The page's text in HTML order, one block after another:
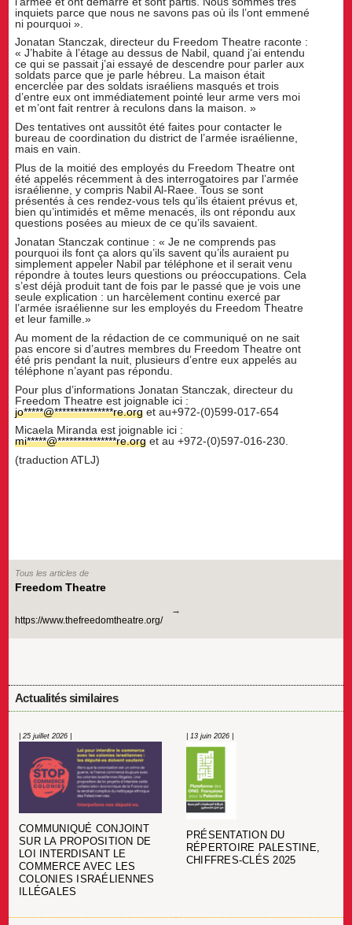
inquiets parce que nous ne savons pas où ils l’ont emmené
ni pourquoi ».
Jonatan Stanczak, directeur du Freedom Theatre raconte :
« J’habite à l’étage au dessus de Nabil, quand j’ai entendu
ce qui se passait j’ai essayé de descendre pour parler aux
soldats parce que je parle hébreu. La maison était
encerclée par des soldats israéliens masqués et trois
d’entre eux ont immédiatement pointé leur arme vers moi
et m’ont fait rentrer à reculons dans la maison. »
Des tentatives ont aussitôt été faites pour contacter le
bureau de coordination du district de l’armée israélienne,
mais en vain.
Plus de la moitié des employés du Freedom Theatre ont
été appelés récemment à des interrogatoires par l’armée
israélienne, y compris Nabil Al-Raee. Tous se sont
présentés à ces rendez-vous tels qu’ils étaient prévus et,
bien qu’intimidés et même menacés, ils ont répondu aux
questions posées au mieux de ce qu’ils savaient.
Jonatan Stanczak continue : « Je ne comprends pas
pourquoi ils font ça alors qu’ils savent qu’ils auraient pu
simplement appeler Nabil par téléphone et il serait venu
répondre à toutes leurs questions ou préoccupations. Cela
s’est déjà produit tant de fois par le passé que je vois une
seule explication : un harcèlement continu exercé par
l’armée israélienne sur les employés du Freedom Theatre
et leur famille.»
Au moment de la rédaction de ce communiqué on ne sait
pas encore si d’autres membres du Freedom Theatre ont
été pris pendant la nuit, plusieurs d’entre eux appelés au
téléphone n’ayant pas répondu.
Pour plus d’informations Jonatan Stanczak, directeur du
Freedom Theatre est joignable ici :
jo*****@***************re.org et au+972-(0)599-017-654
Micaela Miranda est joignable ici :
mi*****@***************re.org et au +972-(0)597-016-230.
(traduction ATLJ)
Tous les articles de
Freedom Theatre
https://www.thefreedomtheatre.org/
Actualités similaires
| 25 juillet 2026 |
COMMUNIQUÉ CONJOINT
SUR LA PROPOSITION DE
LOI INTERDISANT LE
COMMERCE AVEC LES
COLONIES ISRAÉLIENNES
ILLÉGALES
| 13 juin 2026 |
PRÉSENTATION DU
RÉPERTOIRE PALESTINE,
CHIFFRES-CLÉS 2025